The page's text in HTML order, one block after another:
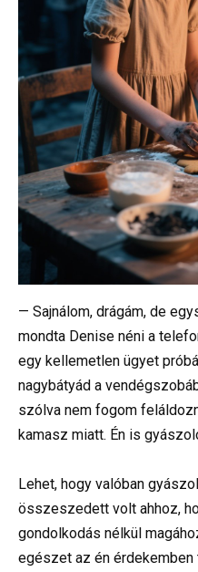
— Sajnálom, drágám, de
mondta Denise néni a
egy kellemetlen ügyet
nagybátyád a
szólva nem fogom
kamasz miatt. Én is
Lehet, hogy valóban
összeszedett volt ahhoz,
gondolkodás nélkül
egészet az én